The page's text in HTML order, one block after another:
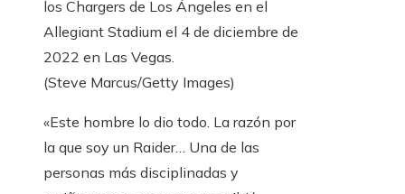
los Chargers de Los Ángeles en el
Allegiant Stadium el 4 de diciembre de
2022 en Las Vegas.
(Steve Marcus/Getty Images)
«Este hombre lo dio todo. La razón por
la que soy un Raider… Una de las
personas más disciplinadas y